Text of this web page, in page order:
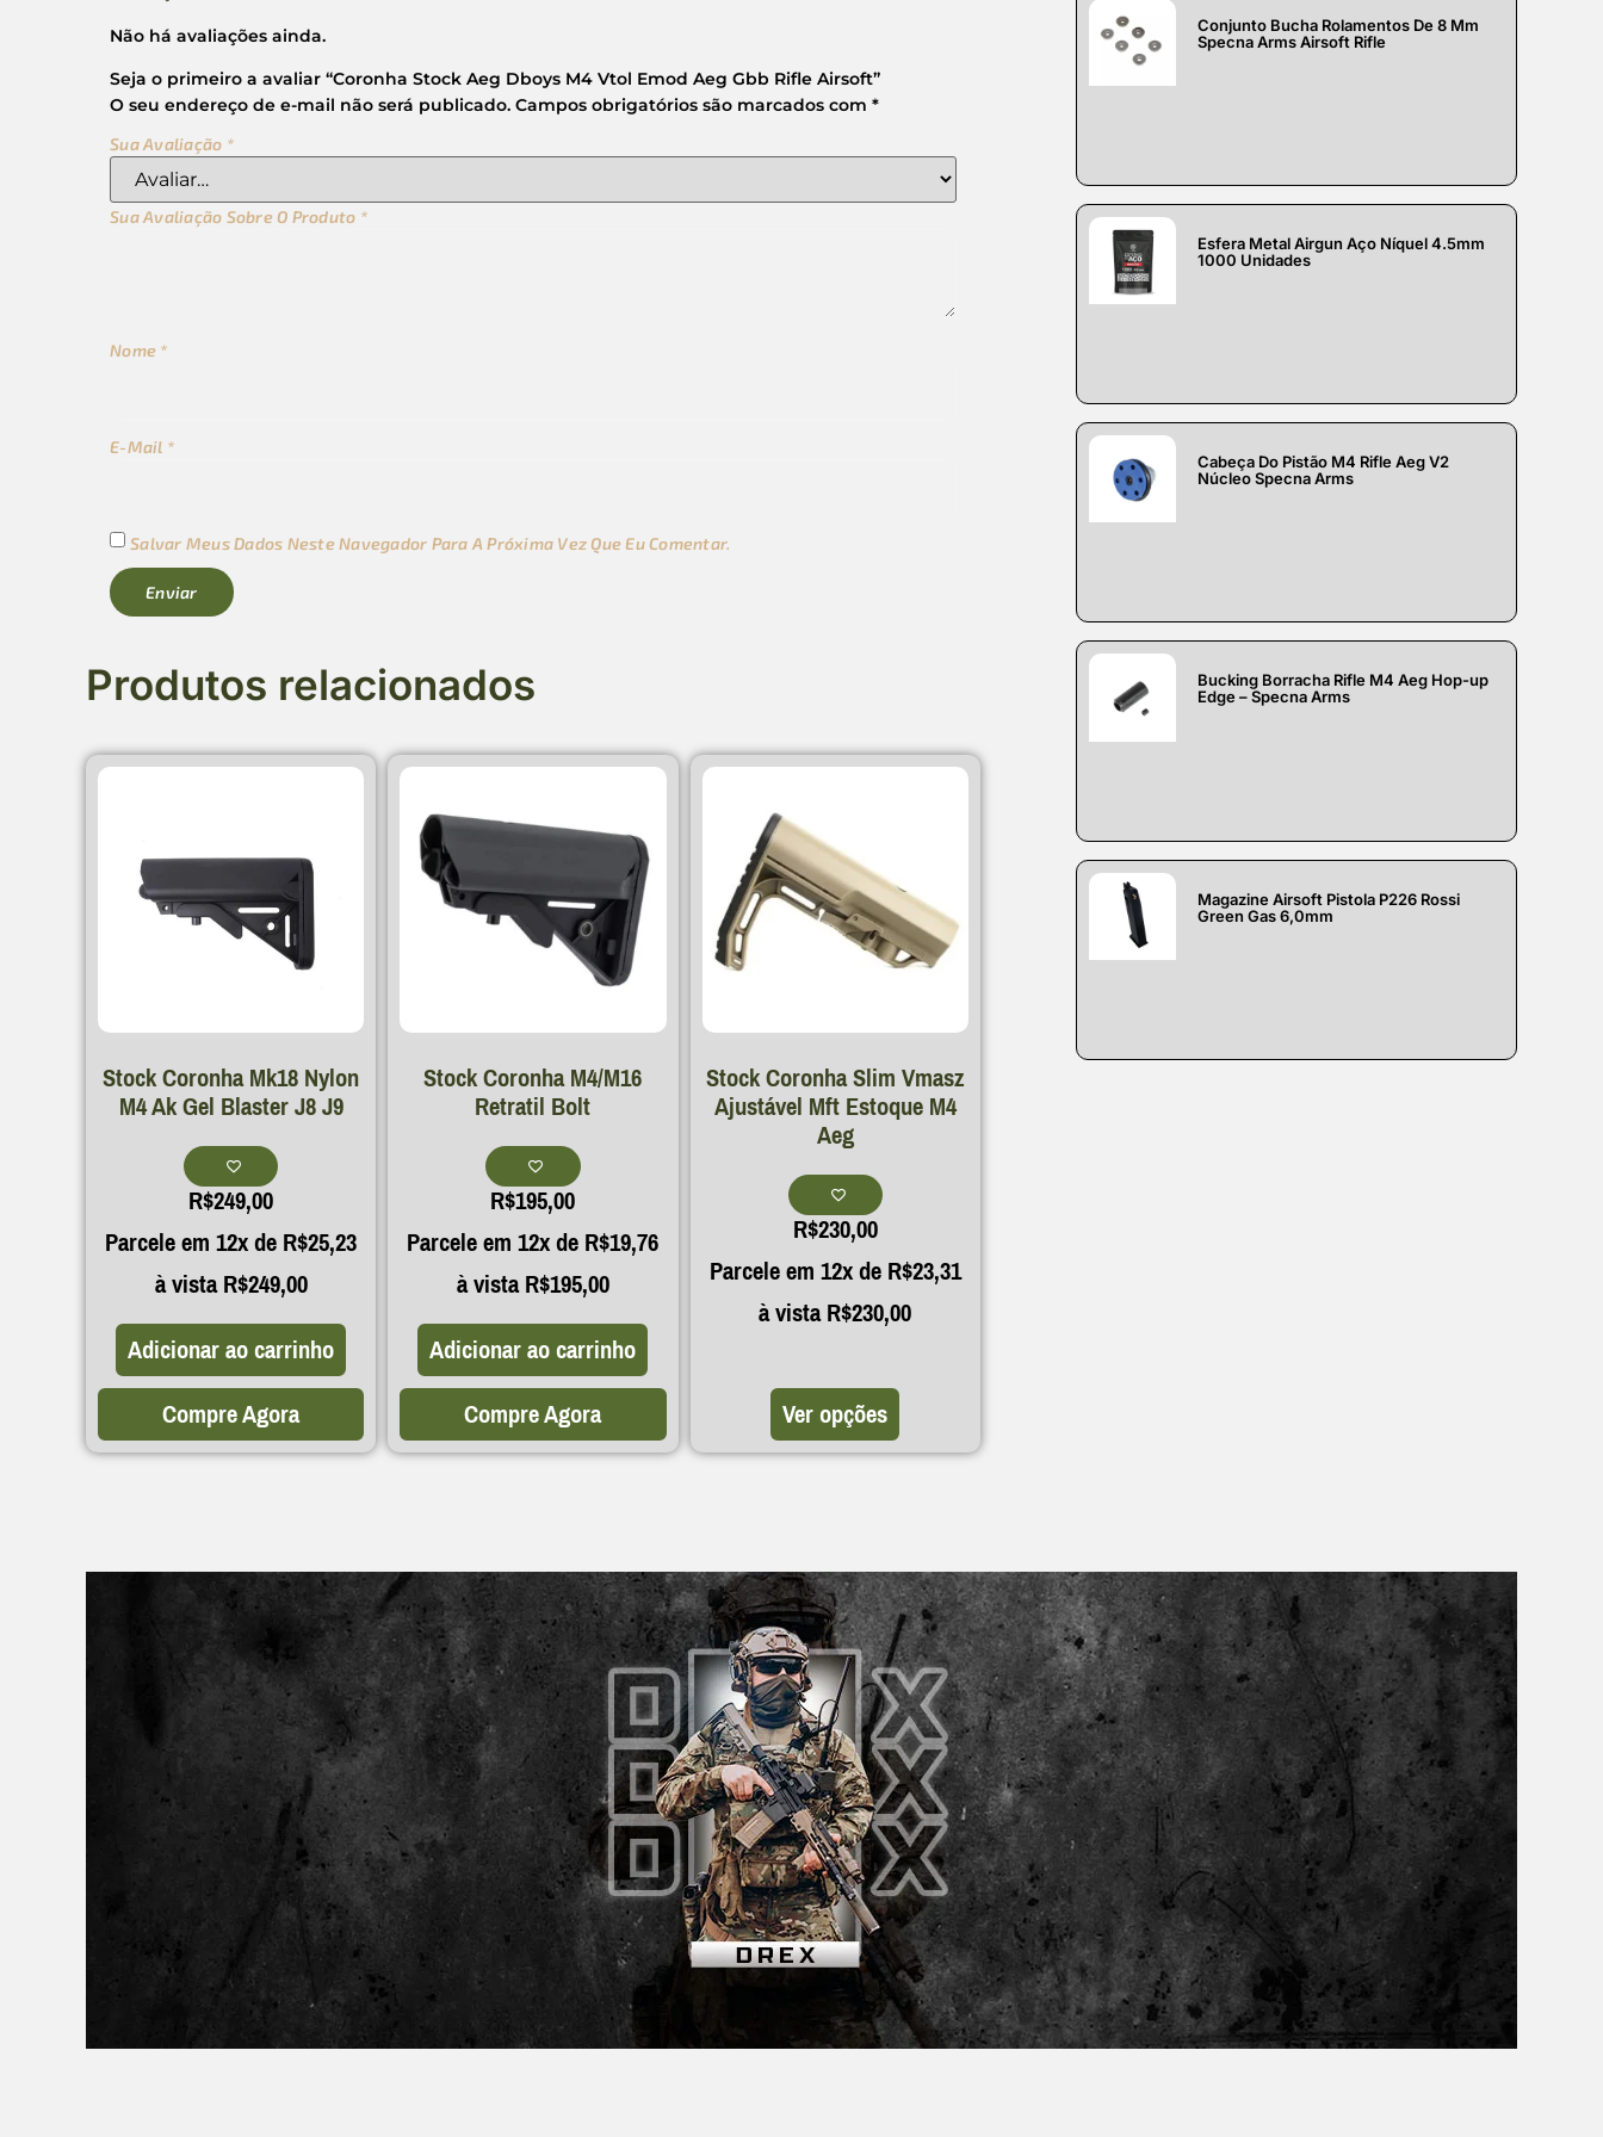
Não há avaliações ainda.
Seja o primeiro a avaliar “Coronha Stock Aeg Dboys M4 Vtol Emod Aeg Gbb Rifle Airsoft”
O seu endereço de e-mail não será publicado. Campos obrigatórios são marcados com *
Sua Avaliação *
Sua Avaliação Sobre O Produto *
Nome *
E-Mail *
Salvar Meus Dados Neste Navegador Para A Próxima Vez Que Eu Comentar.
Produtos relacionados
Stock Coronha Mk18 Nylon
M4 Ak Gel Blaster J8 J9
R$249,00
Parcele em 12x deR$25,23
à vistaR$249,00
Adicionar ao carrinho
Compre Agora
Stock Coronha M4/M16
Retratil Bolt
R$195,00
Parcele em 12x deR$19,76
à vistaR$195,00
Adicionar ao carrinho
Compre Agora
Stock Coronha Slim Vmasz
Ajustável Mft Estoque M4
Aeg
R$230,00
Parcele em 12x deR$23,31
à vistaR$230,00
Ver opções
Conjunto Bucha Rolamentos De 8 Mm
Specna Arms Airsoft Rifle
Esfera Metal Airgun Aço Níquel 4.5mm
1000 Unidades
Cabeça Do Pistão M4 Rifle Aeg V2
Núcleo Specna Arms
Bucking Borracha Rifle M4 Aeg Hop-up
Edge – Specna Arms
Magazine Airsoft Pistola P226 Rossi
Green Gas 6,0mm